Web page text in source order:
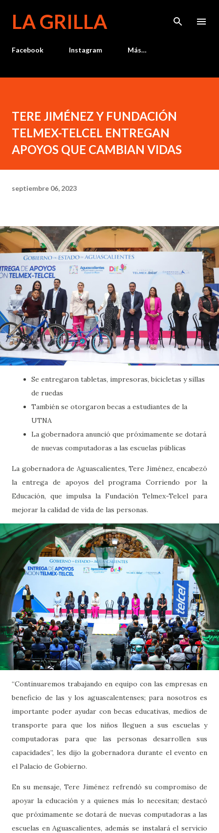
LA GRILLA
Facebook Instagram Más…
TERE JIMÉNEZ Y FUNDACIÓN
TELMEX-TELCEL ENTREGAN
APOYOS QUE CAMBIAN VIDAS
septiembre 06, 2023
Se entregaron tabletas, impresoras, bicicletas y sillas
de ruedas
También se otorgaron becas a estudiantes de la
UTNA
La gobernadora anunció que próximamente se dotará
de nuevas computadoras a las escuelas públicas
La gobernadora de Aguascalientes, Tere Jiménez, encabezó
la entrega de apoyos del programa Corriendo por la
Educación, que impulsa la Fundación Telmex-Telcel para
mejorar la calidad de vida de las personas.
“Continuaremos trabajando en equipo con las empresas en
beneficio de las y los aguascalentenses; para nosotros es
importante poder ayudar con becas educativas, medios de
transporte para que los niños lleguen a sus escuelas y
computadoras para que las personas desarrollen sus
capacidades”, les dijo la gobernadora durante el evento en
el Palacio de Gobierno.
En su mensaje, Tere Jiménez refrendó su compromiso de
apoyar la educación y a quienes más lo necesitan; destacó
que próximamente se dotará de nuevas computadoras a las
escuelas en Aguascalientes, además se instalará el servicio